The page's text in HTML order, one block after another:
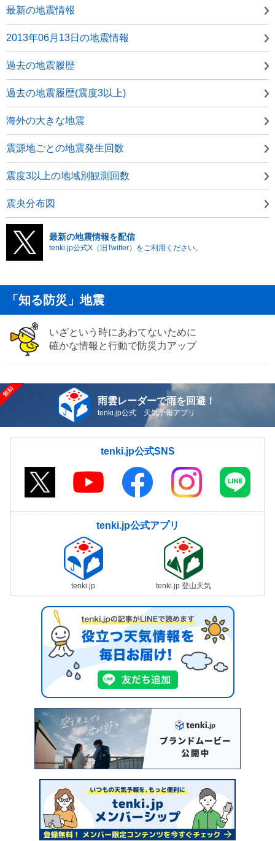
最新の地震情報
2013年06月13日の地震情報
過去の地震履歴
過去の地震履歴(震度3以上)
海外の大きな地震
震源地ごとの地震発生回数
震度3以上の地域別観測回数
震央分布図
最新の地震情報を配信
tenki.jp公式X（旧Twitter）をご利用ください。
「知る防災」地震
いざという時にあわてないために
確かな情報と行動で防災力アップ
雨雲レーダーで雨を回避！
tenki.jp公式 天気予報アプリ
tenki.jp公式SNS
tenki.jp公式アプリ
tenki.jp tenki.jp 登山天気